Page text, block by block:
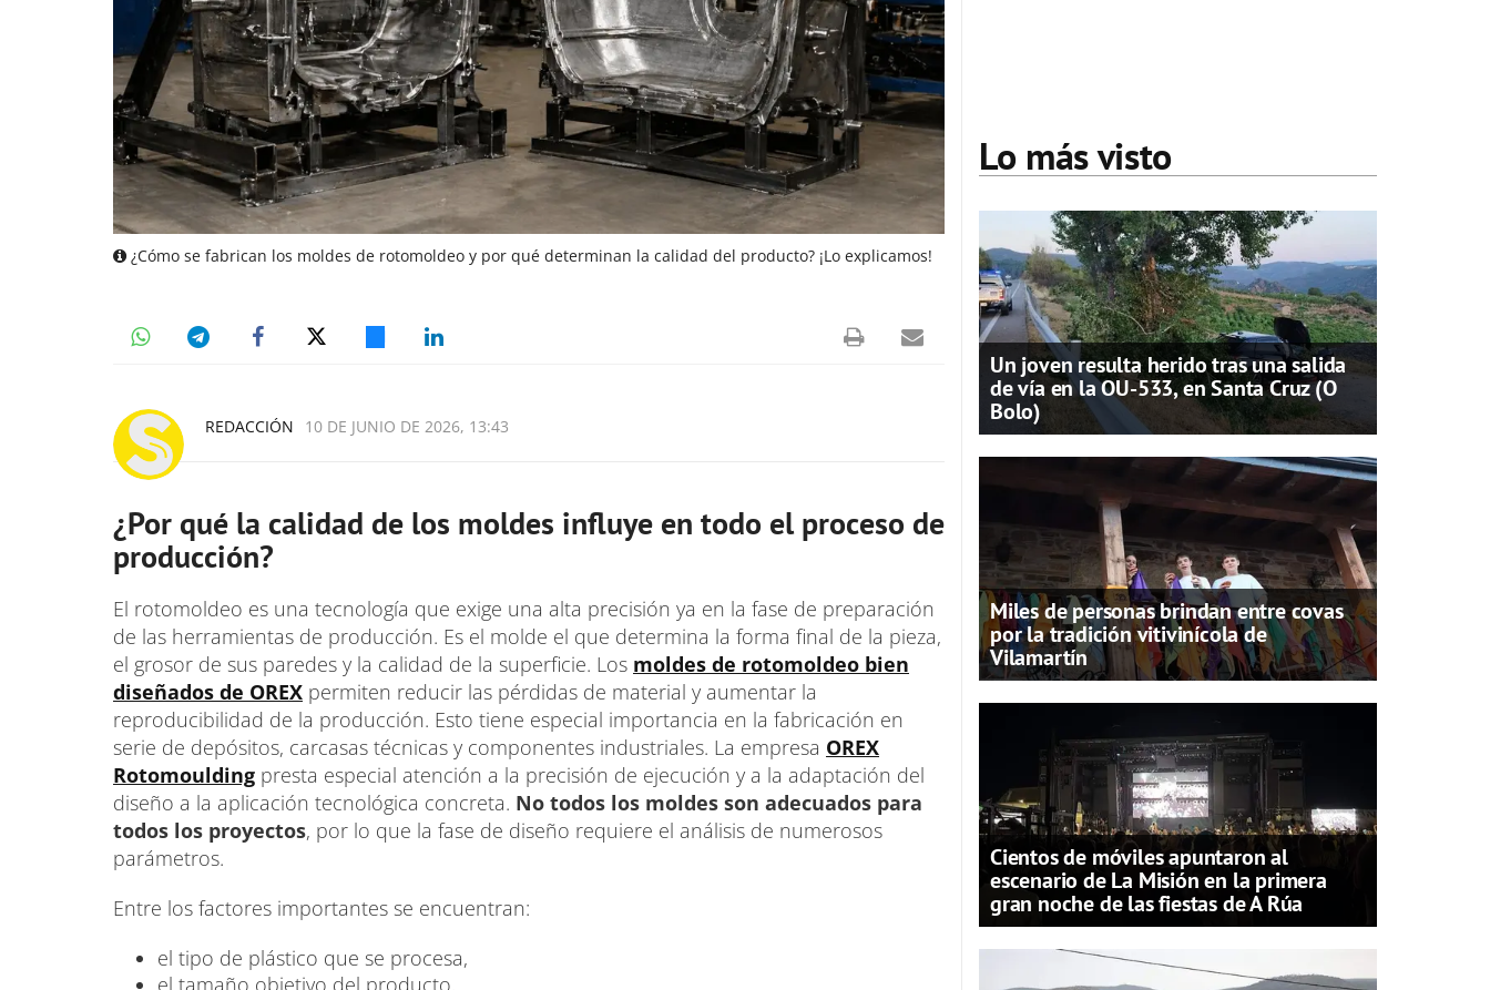
¿Cómo se fabrican los moldes de rotomoldeo y por qué determinan la calidad del producto? ¡Lo explicamos!
REDACCIÓN 10 DE JUNIO DE 2026, 13:43
¿Por qué la calidad de los moldes influye en todo el proceso de
producción?
El rotomoldeo es una tecnología que exige una alta precisión ya en la fase de preparación
de las herramientas de producción. Es el molde el que determina la forma final de la pieza,
el grosor de sus paredes y la calidad de la superficie. Los moldes de rotomoldeo bien
diseñados de OREX permiten reducir las pérdidas de material y aumentar la
reproducibilidad de la producción. Esto tiene especial importancia en la fabricación en
serie de depósitos, carcasas técnicas y componentes industriales. La empresa OREX
Rotomoulding presta especial atención a la precisión de ejecución y a la adaptación del
diseño a la aplicación tecnológica concreta. No todos los moldes son adecuados para
todos los proyectos, por lo que la fase de diseño requiere el análisis de numerosos
parámetros.
Entre los factores importantes se encuentran:
el tipo de plástico que se procesa,
el tamaño objetivo del producto,
Lo más visto
Un joven resulta herido tras una salida
de vía en la OU-533, en Santa Cruz (O
Bolo)
Miles de personas brindan entre covas
por la tradición vitivinícola de
Vilamartín
Cientos de móviles apuntaron al
escenario de La Misión en la primera
gran noche de las fiestas de A Rúa